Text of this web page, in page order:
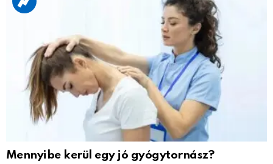
Mennyibe kerül egy jó gyógytornász?